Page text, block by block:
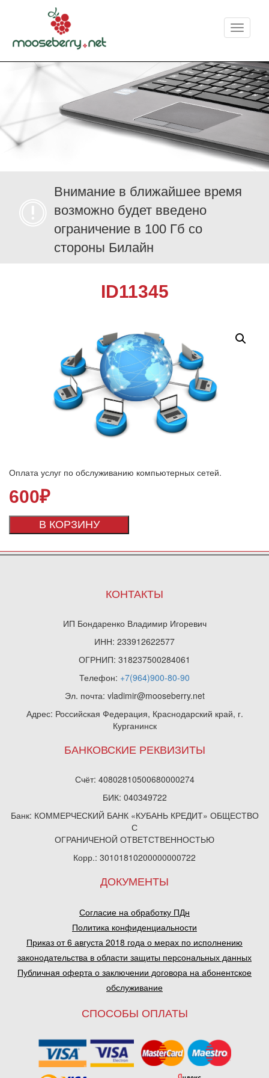
Меню
Внимание в ближайшее время
возможно будет введено
ограничение в 100 Гб со
стороны Билайн
ID11345
Оплата услуг по обслуживанию компьютерных сетей.
600₽
В КОРЗИНУ
КОНТАКТЫ
ИП Бондаренко Владимир Игоревич
ИНН: 233912622577
ОГРНИП: 318237500284061
Телефон: +7(964)900-80-90
Эл. почта: vladimir@mooseberry.net
Адрес: Российская Федерация, Краснодарский край, г.
Курганинск
БАНКОВСКИЕ РЕКВИЗИТЫ
Счёт: 40802810500680000274
БИК: 040349722
Банк: КОММЕРЧЕСКИЙ БАНК «КУБАНЬ КРЕДИТ» ОБЩЕСТВО
С
ОГРАНИЧЕНОЙ ОТВЕТСТВЕННОСТЬЮ
Корр.: 30101810200000000722
ДОКУМЕНТЫ
Согласие на обработку ПДн
Политика конфиденциальности
Приказ от 6 августа 2018 года о мерах по исполнению
законодательства в области защиты персональных данных
Публичная оферта о заключении договора на абонентское
обслуживание
СПОСОБЫ ОПЛАТЫ